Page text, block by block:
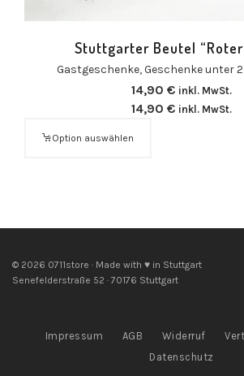
Stuttgarter Beutel “Roter
Gastgeschenke,Geschenke unter
14,90 € inkl. MwSt.
14,90 € inkl. MwSt.
Option auswählen
© 2026 0711store · Made with ♥ in Stuttgart
Senefelderstraße 52 · 70176 Stuttgart
Impressum AGB Widerruf
Datenschutz